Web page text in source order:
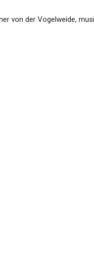
von der Vogelweide,